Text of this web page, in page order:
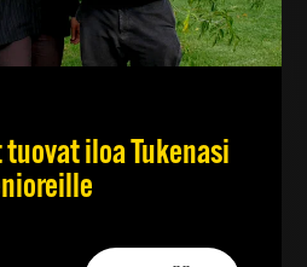
iloa Tukenasi